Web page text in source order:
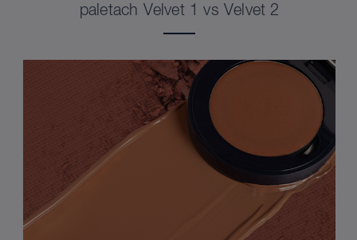
paletach Velvet 1 vs Velvet 2